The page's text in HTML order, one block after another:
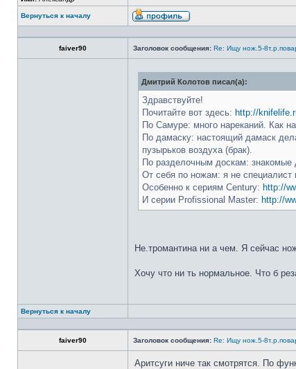
Вернуться к началу
faiver90 Заголовок сообщения: Re: Ищу нож.5-
Дмитрий Колотов писал(а):
Здравствуйте!
Почитайте вот здесь: http://
По Самуре: много нареканий. Как
По дамаску: настоящий дамаск
пузырьков воздуха (брак).
По разделочным доскам: знакомые
От себя по ножам: я не специалист
Особенно к сериям Century: http://
И серии Profissional Master: http://
Не.тромантина ни а чем. Я сейчас
Хочу что ни ть нормальное. Что б
Вернуться к началу
faiver90 Заголовок сообщения: Re: Ищу нож.5-
Аритсуги ниче так смотрятся. По